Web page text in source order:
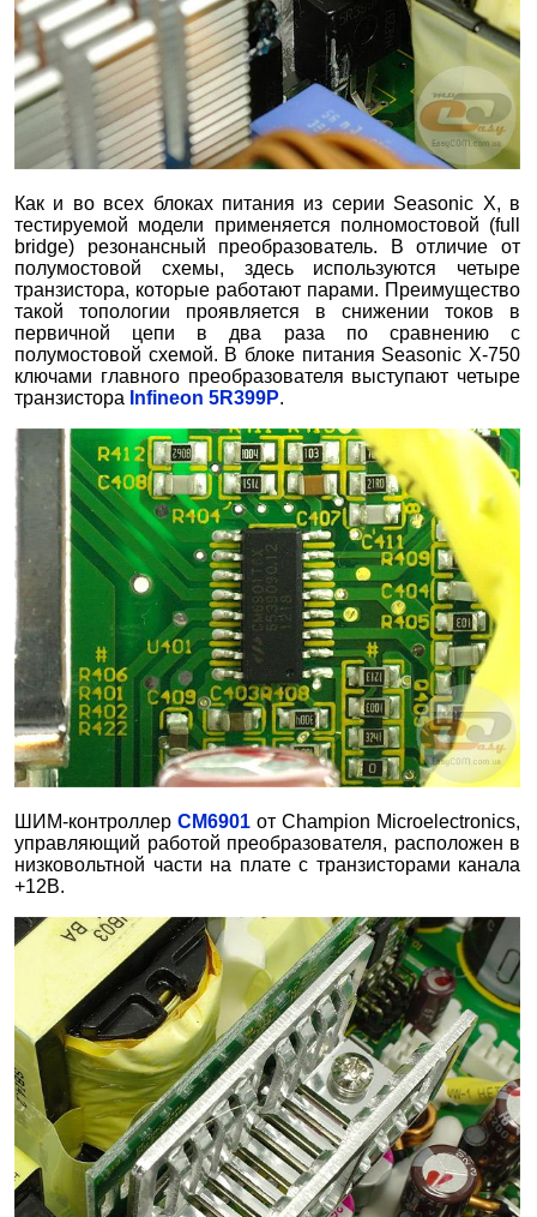
Как и во всех блоках питания из серии Seasonic X, в
тестируемой модели применяется полномостовой (full
bridge) резонансный преобразователь. В отличие от
полумостовой схемы, здесь используются четыре
транзистора, которые работают парами. Преимущество
такой топологии проявляется в снижении токов в
первичной цепи в два раза по сравнению с
полумостовой схемой. В блоке питания Seasonic X-750
ключами главного преобразователя выступают четыре
транзистора Infineon 5R399P.
ШИМ-контроллерCM6901 от Champion Microelectronics,
управляющий работой преобразователя, расположен в
низковольтной части на плате с транзисторами канала
+12В.